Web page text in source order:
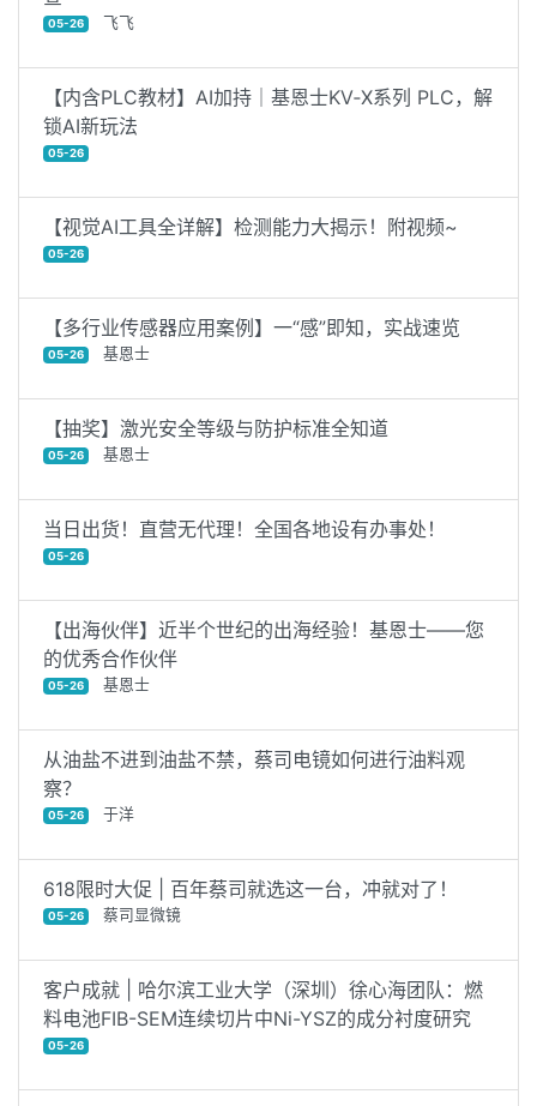
05-26 飞飞
【内含PLC教材】AI加持｜基恩士KV‑X系列 PLC，解
锁AI新玩法
05-26
【视觉AI工具全详解】检测能力大揭示！附视频~
05-26
【多行业传感器应用案例】一“感”即知，实战速览
05-26 基恩士
【抽奖】激光安全等级与防护标准全知道
05-26 基恩士
当日出货！直营无代理！全国各地设有办事处！
05-26
【出海伙伴】近半个世纪的出海经验！基恩士——您
的优秀合作伙伴
05-26 基恩士
从油盐不进到油盐不禁，蔡司电镜如何进行油料观
察？
05-26 于洋
618限时大促 | 百年蔡司就选这一台，冲就对了！
05-26 蔡司显微镜
客户成就 | 哈尔滨工业大学（深圳）徐心海团队：燃
料电池FIB-SEM连续切片中Ni-YSZ的成分衬度研究
05-26